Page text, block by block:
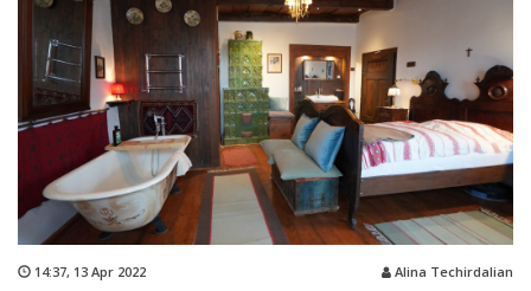
14:37, 13 Apr 2022 Alina Techirdalian